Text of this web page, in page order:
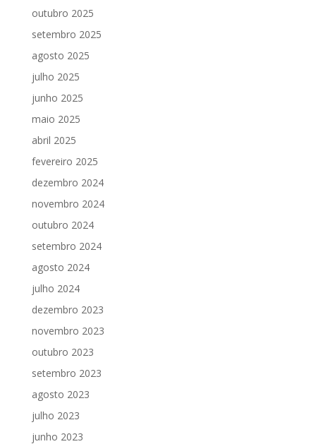
outubro 2025
setembro 2025
agosto 2025
julho 2025
junho 2025
maio 2025
abril 2025
fevereiro 2025
dezembro 2024
novembro 2024
outubro 2024
setembro 2024
agosto 2024
julho 2024
dezembro 2023
novembro 2023
outubro 2023
setembro 2023
agosto 2023
julho 2023
junho 2023